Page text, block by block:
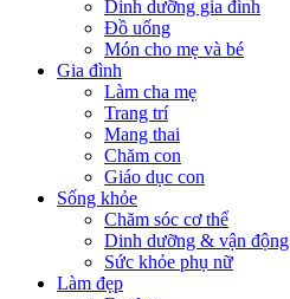
Dinh dưỡng gia đình
Đồ uống
Món cho mẹ và bé
Gia đình
Làm cha mẹ
Trang trí
Mang thai
Chăm con
Giáo dục con
Sống khỏe
Chăm sóc cơ thể
Dinh dưỡng & vận động
Sức khỏe phụ nữ
Làm đẹp